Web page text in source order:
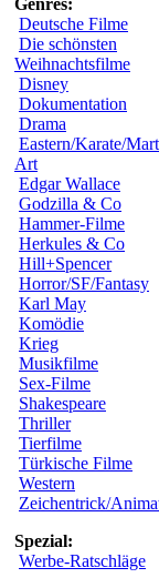
Genres:
Deutsche Filme
Die schönsten
Weihnachtsfilme
Disney
Dokumentation
Drama
Eastern/Karate/
Art
Edgar Wallace
Godzilla & Co
Hammer-Filme
Herkules & Co
Hill+Spencer
Horror/SF/Fantasy
Karl May
Komödie
Krieg
Musikfilme
Sex-Filme
Shakespeare
Thriller
Tierfilme
Türkische Filme
Western
Zeichentrick/
Spezial:
Werbe-Ratschläge